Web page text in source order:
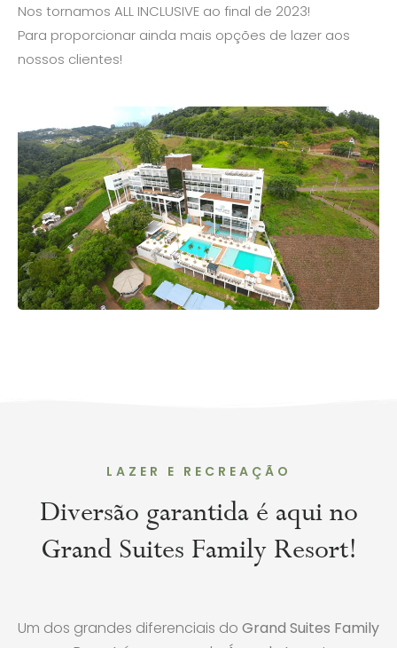
Nos tornamos ALL INCLUSIVE ao final de 2023!
Para proporcionar ainda mais opções de lazer aos
nossos clientes!
LAZER E RECREAÇÃO
Diversão garantida é aqui no
Grand Suites Family Resort!
Um dos grandes diferenciais do Grand Suites Family